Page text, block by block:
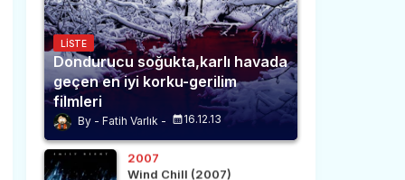
LISTE
Dondurucu soğukta,karlı havada
geçen en iyi korku-gerilim
filmleri
Fatih Varlık 16.12.13
2007
Wind Chill (2007)